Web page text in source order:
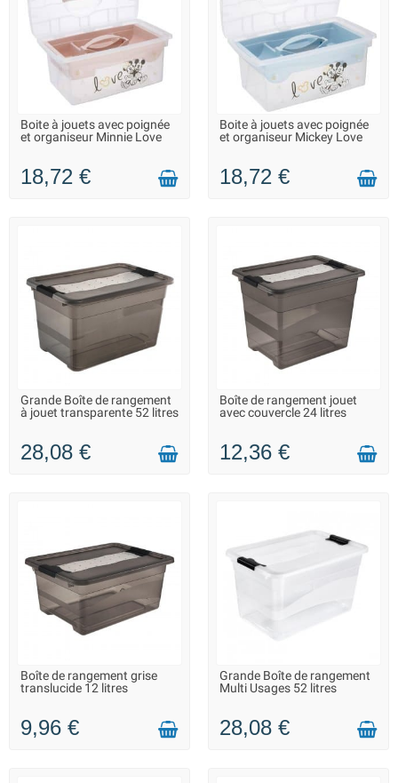
LIVRAISON 2 À 3 JOURS
Boite à jouets avec poignée
et organiseur Minnie Love
18,72 €
LIVRAISON 2 À 3 JOURS
Boite à jouets avec poignée
et organiseur Mickey Love
18,72 €
EN STOCK DANS 10 JOURS -
VOUS POUVEZ COMMANDER
Grande Boîte de rangement
à jouet transparente 52 litres
28,08 €
LIVRAISON 2 À 3 JOURS
Boîte de rangement jouet
avec couvercle 24 litres
12,36 €
EN STOCK DANS 7 JOURS -
VOUS POUVEZ COMMANDER
Boîte de rangement grise
translucide 12 litres
9,96 €
EN STOCK DANS 7 JOURS -
VOUS POUVEZ COMMANDER
Grande Boîte de rangement
Multi Usages 52 litres
28,08 €